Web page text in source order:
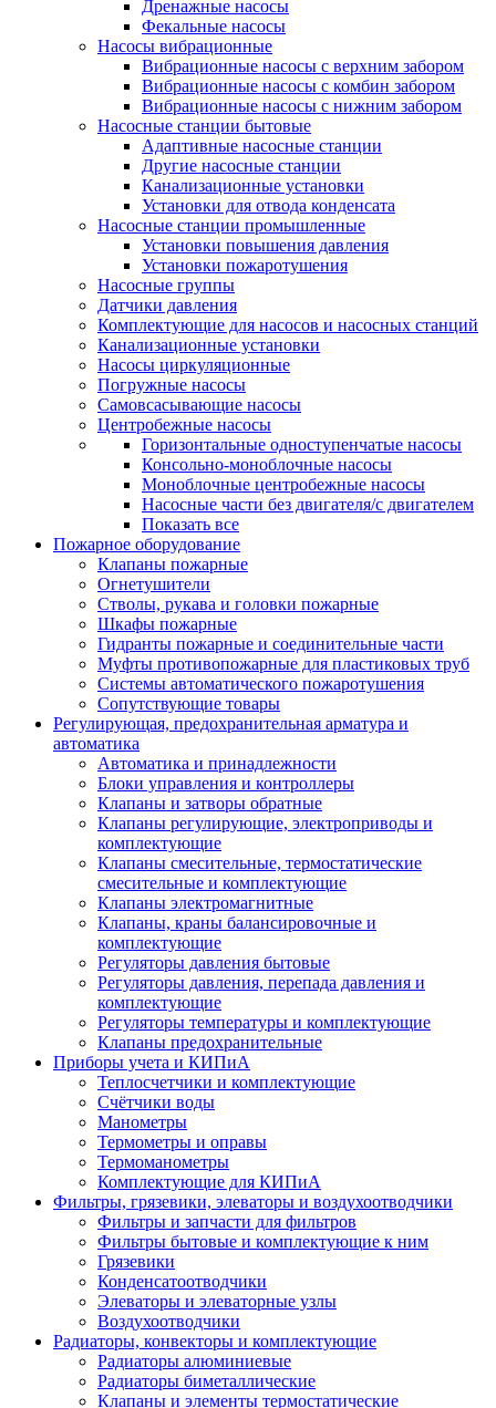
Дренажные насосы
Фекальные насосы
Насосы вибрационные
Вибрационные насосы с верхним забором
Вибрационные насосы с комбин забором
Вибрационные насосы с нижним забором
Насосные станции бытовые
Адаптивные насосные станции
Другие насосные станции
Канализационные установки
Установки для отвода конденсата
Насосные станции промышленные
Установки повышения давления
Установки пожаротушения
Насосные группы
Датчики давления
Комплектующие для насосов и насосных станций
Канализационные установки
Насосы циркуляционные
Погружные насосы
Самовсасывающие насосы
Центробежные насосы
Горизонтальные одноступенчатые насосы
Консольно-моноблочные насосы
Моноблочные центробежные насосы
Насосные части без двигателя/с двигателем
Показать все
Пожарное оборудование
Клапаны пожарные
Огнетушители
Стволы, рукава и головки пожарные
Шкафы пожарные
Гидранты пожарные и соединительные части
Муфты противопожарные для пластиковых труб
Системы автоматического пожаротушения
Сопутствующие товары
Регулирующая, предохранительная арматура и
автоматика
Автоматика и принадлежности
Блоки управления и контроллеры
Клапаны и затворы обратные
Клапаны регулирующие, электроприводы и
комплектующие
Клапаны смесительные, термостатические
смесительные и комплектующие
Клапаны электромагнитные
Клапаны, краны балансировочные и
комплектующие
Регуляторы давления бытовые
Регуляторы давления, перепада давления и
комплектующие
Регуляторы температуры и комплектующие
Клапаны предохранительные
Приборы учета и КИПиА
Теплосчетчики и комплектующие
Счётчики воды
Манометры
Термометры и оправы
Термоманометры
Комплектующие для КИПиА
Фильтры, грязевики, элеваторы и воздухоотводчики
Фильтры и запчасти для фильтров
Фильтры бытовые и комплектующие к ним
Грязевики
Конденсатоотводчики
Элеваторы и элеваторные узлы
Воздухоотводчики
Радиаторы, конвекторы и комплектующие
Радиаторы алюминиевые
Радиаторы биметаллические
Клапаны и элементы термостатические